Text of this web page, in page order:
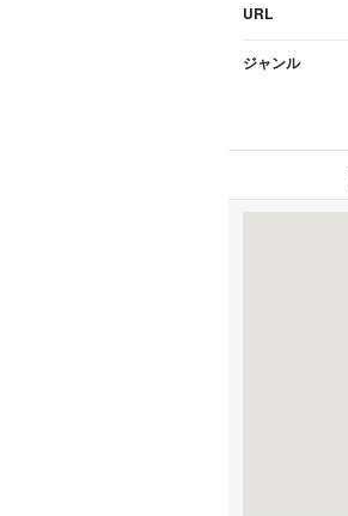
URL
ジャンル